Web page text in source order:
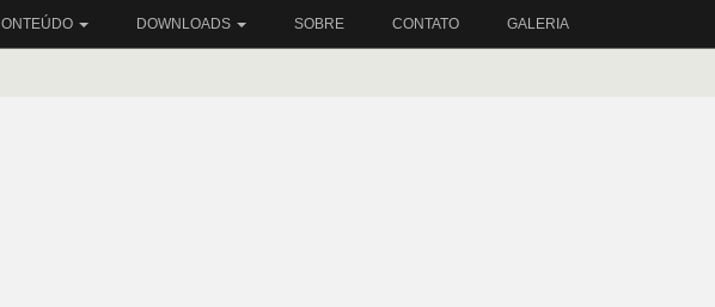
DOWNLOADS SOBRE CONTATO GALERIA